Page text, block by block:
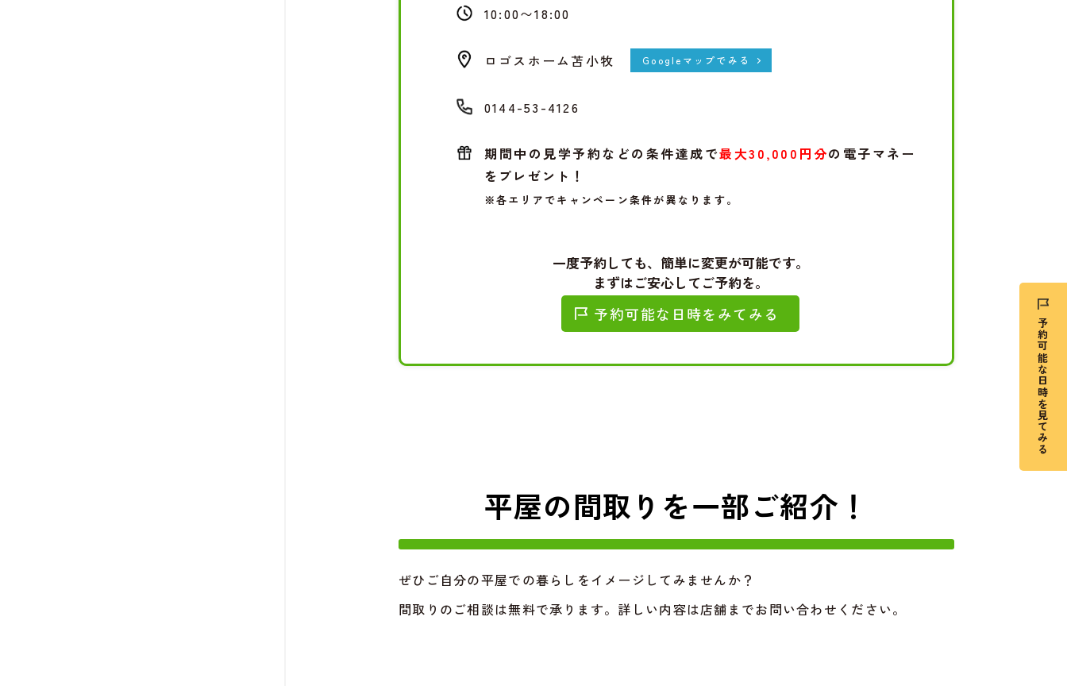
10:00〜18:00
ロゴスホーム苫小牧 Googleマップでみる
0144-53-4126
期間中の見学予約などの条件達成で最大30,000円分の電子マネー
をプレゼント！
※各エリアでキャンペーン条件が異なります。
一度予約しても、簡単に変更が可能です。
まずはご安心してご予約を。
予約可能な日時をみてみる
平屋の間取りを一部ご紹介！
ぜひご自分の平屋での暮らしをイメージしてみませんか？
間取りのご相談は無料で承ります。詳しい内容は店舗までお問い合わせください。
予約可能な日時を見てみる